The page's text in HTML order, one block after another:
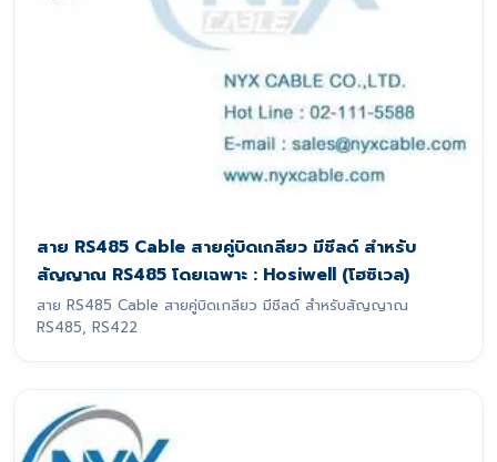
สาย RS485 Cable สายคู่บิดเกลียว มีชีลด์ สำหรับ
สัญญาณ RS485 โดยเฉพาะ : Hosiwell (โฮซิเวล)
สาย RS485 Cable สายคู่บิดเกลียว มีชีลด์ สำหรับสัญญาณ
RS485, RS422